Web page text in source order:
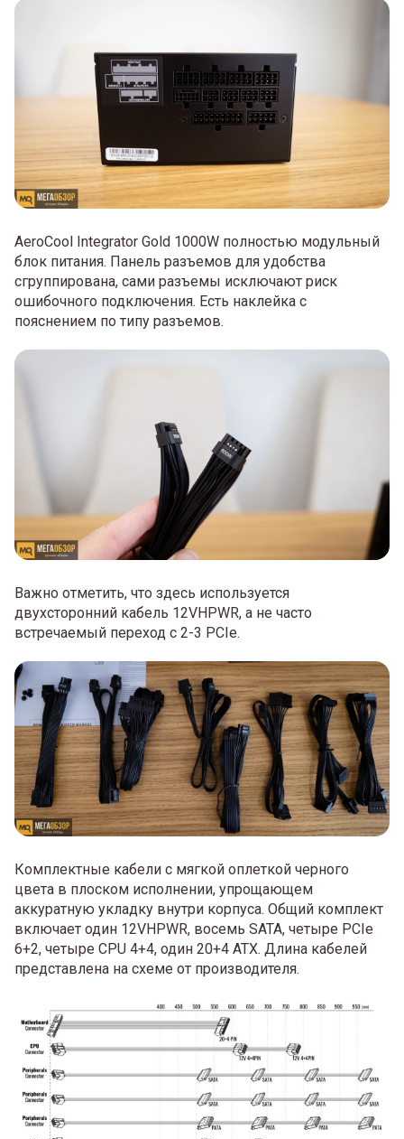
AeroCool Integrator Gold 1000W полностью модульный
блок питания. Панель разъемов для удобства
сгруппирована, сами разъемы исключают риск
ошибочного подключения. Есть наклейка с
пояснением по типу разъемов.
Важно отметить, что здесь используется
двухсторонний кабель 12VHPWR, а не часто
встречаемый переход с 2-3 PCIe.
Комплектные кабели с мягкой оплеткой черного
цвета в плоском исполнении, упрощающем
аккуратную укладку внутри корпуса. Общий комплект
включает один 12VHPWR, восемь SATA, четыре PCIe
6+2, четыре CPU 4+4, один 20+4 ATX. Длина кабелей
представлена на схеме от производителя.